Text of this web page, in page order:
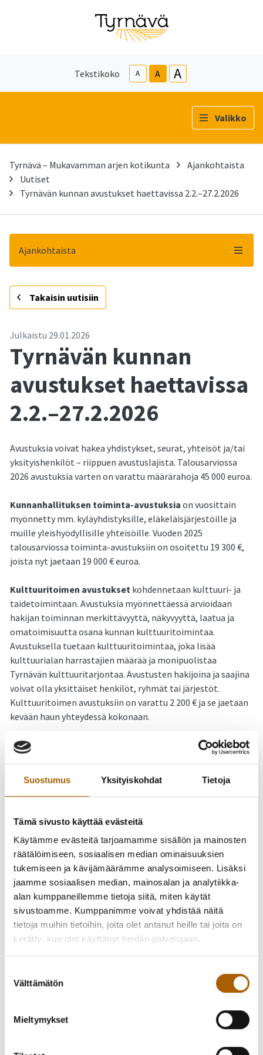
Suostumus Yksityiskohdat Tietoja
Tämä sivusto käyttää evästeitä
Käytämme evästeitä tarjoamamme sisällön ja mainosten
räätälöimiseen, sosiaalisen median ominaisuuksien
tukemiseen ja kävijämäärämme analysoimiseen. Lisäksi
jaamme sosiaalisen median, mainosalan ja analytiikka-
alan kumppaneillemme tietoja siitä, miten käytät
sivustoamme. Kumppanimme voivat yhdistää näitä
tietoja muihin tietoihin, joita olet antanut heille tai joita on
kerätty, kun olet käyttänyt heidän palvelujaan.
valinta
Välttämätön
Mieltymykset
Tekstikoko A A A
Valikko
Tyrnävä – Mukavamman arjen kotikunta
Ajankohtaista
Uutiset
Tyrnävän kunnan avustukset haettavissa 2.2.–27.2.2026
Ajankohtaista
- Takaisin uutisiin
Julkaistu 29.01.2026
Tyrnävän kunnan
avustukset haettavissa
2.2.–27.2.2026
Avustuksia voivat hakea yhdistykset, seurat, yhteisöt ja/tai
yksityishenkilöt – riippuen avustuslajista. Talousarviossa
2026 avustuksia varten on varattu määrärahoja 45 000 euroa.
Kunnanhallituksen toiminta-avustuksia on vuosittain
myönnetty mm. kyläyhdistyksille, eläkeläisjärjestöille ja
muille yleishyödyllisille yhteisöille. Vuoden 2025
talousarviossa toiminta-avustuksiin on osoitettu 19 300 €,
joista nyt jaetaan 19 000 € euroa.
Kulttuuritoimen avustukset kohdennetaan kulttuuri- ja
taidetoimintaan. Avustuksia myönnettäessä arvioidaan
hakijan toiminnan merkittävyyttä, näkyvyyttä, laatua ja
omatoimisuutta osana kunnan kulttuuritoimintaa.
Avustuksella tuetaan kulttuuritoimintaa, joka lisää
kulttuurialan harrastajien määrää ja monipuolistaa
Tyrnävän kulttuuritarjontaa. Avustusten hakijoina ja saajina
voivat olla yksittäiset henkilöt, ryhmät tai järjestöt.
Kulttuuritoimen avustuksiin on varattu 2 200 € ja se jaetaan
kevään haun yhteydessä kokonaan.
Nuorisotoimen avustusten
tavoitteena on tukea ja luoda
edellytyksiä nuorten omaehtoiselle toiminnalle. Avustusta
paikallisyhdistyksille tai nuorten toimintaryhmille, joiden
jäsenistä ja aktiivisesti toimintaan osallistuvista noin 2/3 on
toimintaan, joka edistää ja tukee nuorten omatoimisuutta,
aktiivista kansalaisuutta ja parantaa osallisuutta.
Nuorisotoimen avustuksiin on varattu 5500 euron
määräraha ja se jaetaan kevään haun yhteydessä kokonaan.
Liikuntatoimen perusavustustavoi saada tyrnäväläinen
rekisteröity yhdistys, jonka pääasiallinen toiminta
sääntöjensä mukaisesti on liikuntatoiminta. Perusavustusta
jaettaessa huomioidaan koko seura-/yhdistystoiminta
edelliseltä vuodelta, mm. osallistujamäärät ja pidetyt
kauden suunnitelmat. Perusavustuksina jaetaan 10 000 €
Kunnan avustusten saaminen velvoittaa yhdistystä